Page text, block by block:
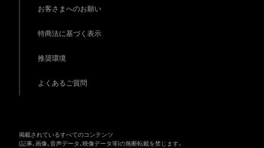
お客さまへのお願い
特商法に基づく表示
推奨環境
よくあるご質問
掲載されているすべてのコンテンツ
(記事、画像、音声データ、映像データ等)の無断転載を禁じます。